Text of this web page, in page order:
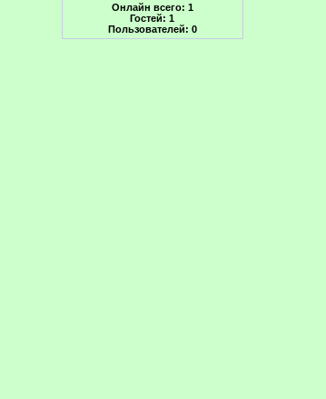
Онлайн всего: 1
Гостей: 1
Пользователей: 0